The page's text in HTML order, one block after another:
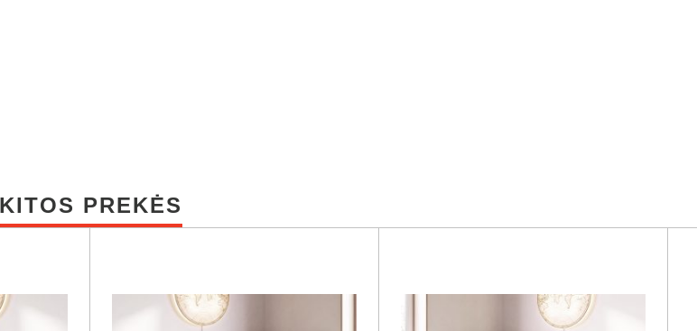
KITOS PREKĖS